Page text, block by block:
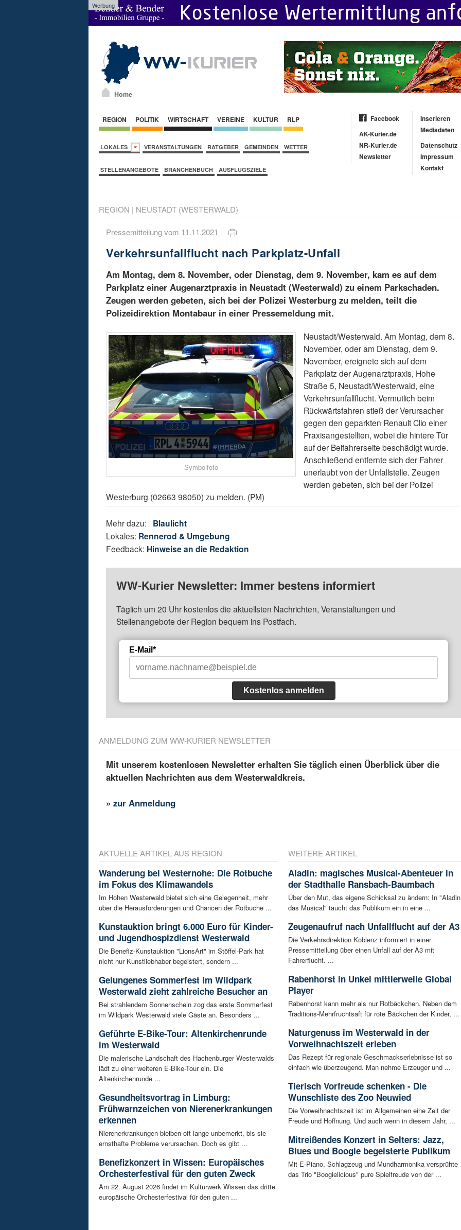
Werbung
Home
REGION POLITIK WIRTSCHAFT VEREINE KULTUR RLP
LOKALES VERANSTALTUNGEN RATGEBER GEMEINDEN WETTER
STELLENANGEBOTE BRANCHENBUCH AUSFLUGSZIELE
Facebook
AK-Kurier.de
NR-Kurier.de
Newsletter
Inserieren
Mediadaten
Datenschutz
Impressum
Kontakt
REGION | NEUSTADT (WESTERWALD)
Pressemitteilung vom 11.11.2021
Verkehrsunfallflucht nach Parkplatz-Unfall
Am Montag, dem 8. November, oder Dienstag, dem 9. November, kam es auf dem
Parkplatz einer Augenarztpraxis in Neustadt (Westerwald) zu einem Parkschaden.
Zeugen werden gebeten, sich bei der Polizei Westerburg zu melden, teilt die
Polizeidirektion Montabaur in einer Pressemeldung mit.
Symbolfoto
Neustadt/Westerwald. Am Montag, dem 8.
November, oder am Dienstag, dem 9.
November, ereignete sich auf dem
Parkplatz der Augenarztpraxis, Hohe
Straße 5, Neustadt/Westerwald, eine
Verkehrsunfallflucht. Vermutlich beim
Rückwärtsfahren stieß der Verursacher
gegen den geparkten Renault Clio einer
Praxisangestellten, wobei die hintere Tür
auf der Beifahrerseite beschädigt wurde.
Anschließend entfernte sich der Fahrer
unerlaubt von der Unfallstelle. Zeugen
werden gebeten, sich bei der Polizei
Westerburg (02663 98050) zu melden. (PM)
Mehr dazu: Blaulicht
Lokales: Rennerod & Umgebung
Feedback: Hinweise an die Redaktion
WW-Kurier Newsletter: Immer bestens informiert
Täglich um 20 Uhr kostenlos die aktuellsten Nachrichten, Veranstaltungen und
Stellenangebote der Region bequem ins Postfach.
E-Mail*
Kostenlos anmelden
ANMELDUNG ZUM WW-KURIER NEWSLETTER
Mit unserem kostenlosen Newsletter erhalten Sie täglich einen Überblick über die
aktuellen Nachrichten aus dem Westerwaldkreis.
»zur Anmeldung
AKTUELLE ARTIKEL AUS REGION
Wanderung bei Westernohe: Die Rotbuche
im Fokus des Klimawandels
Im Hohen Westerwald bietet sich eine Gelegenheit, mehr
über die Herausforderungen und Chancen der Rotbuche ...
Kunstauktion bringt 6.000 Euro für Kinder-
und Jugendhospizdienst Westerwald
Die Benefiz-Kunstauktion "LionsArt" im Stöffel-Park hat
nicht nur Kunstliebhaber begeistert, sondern ...
Gelungenes Sommerfest im Wildpark
Westerwald zieht zahlreiche Besucher an
Bei strahlendem Sonnenschein zog das erste Sommerfest
im Wildpark Westerwald viele Gäste an. Besonders ...
Geführte E-Bike-Tour: Altenkirchenrunde
im Westerwald
Die malerische Landschaft des Hachenburger Westerwalds
lädt zu einer weiteren E-Bike-Tour ein. Die
Altenkirchenrunde ...
Gesundheitsvortrag in Limburg:
Frühwarnzeichen von Nierenerkrankungen
erkennen
Nierenerkrankungen bleiben oft lange unbemerkt, bis sie
ernsthafte Probleme verursachen. Doch es gibt ...
Benefizkonzert in Wissen: Europäisches
Orchesterfestival für den guten Zweck
Am 22. August 2026 findet im Kulturwerk Wissen das dritte
europäische Orchesterfestival für den guten ...
WEITERE ARTIKEL
Aladin: magisches Musical-Abenteuer in
der Stadthalle Ransbach-Baumbach
Über den Mut, das eigene Schicksal zu ändern: In
das Musical" taucht das Publikum ein in eine ...
Zeugenaufruf nach Unfallflucht auf der A3
Die Verkehrsdirektion Koblenz informiert in einer
Pressemitteilung über einen Unfall auf der A3 mit
Fahrerflucht. ...
Rabenhorst in Unkel mittlerweile Global
Player
Rabenhorst kann mehr als nur Rotbäckchen. Neben dem
Traditions-Mehrfruchtsaft für rote Bäckchen der Kinder, ...
Naturgenuss im Westerwald in der
Vorweihnachtszeit erleben
Das Rezept für regionale Geschmackserlebnisse ist so
einfach wie überzeugend. Man nehme Erzeuger und ...
Tierisch Vorfreude schenken - Die
Wunschliste des Zoo Neuwied
Die Vorweihnachtszeit ist im Allgemeinen eine Zeit der
Freude und Hoffnung. Und auch wenn in diesem Jahr, ...
Mitreißendes Konzert in Selters: Jazz,
Blues und Boogie begeisterte Publikum
Mit E-Piano, Schlagzeug und Mundharmonika versprühte
das Trio "Boogielicious" pure Spielfreude von der ...